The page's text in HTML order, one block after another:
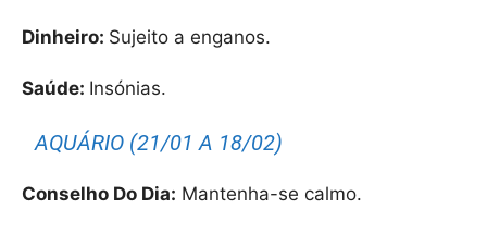
Dinheiro: Sujeito a enganos.
Saúde: Insónias.
AQUÁRIO (21/01 A 18/02)
Conselho Do Dia: Mantenha-se calmo.